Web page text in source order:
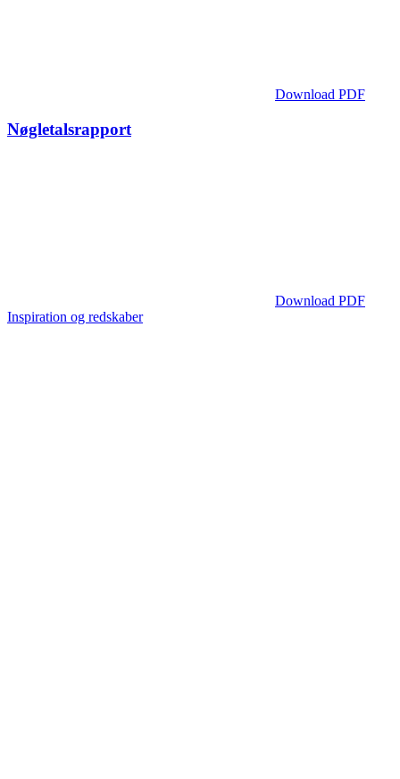
Download PDF
Nøgletalsrapport
Download PDF
Inspiration og redskaber